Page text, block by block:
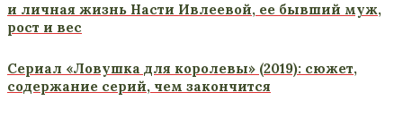
и личная жизнь Насти Ивлеевой, ее бывший муж,
рост и вес
Сериал «Ловушка для королевы» (2019): сюжет,
содержание серий, чем закончится